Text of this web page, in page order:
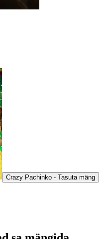
Crazy Pachinko - Tasuta mäng